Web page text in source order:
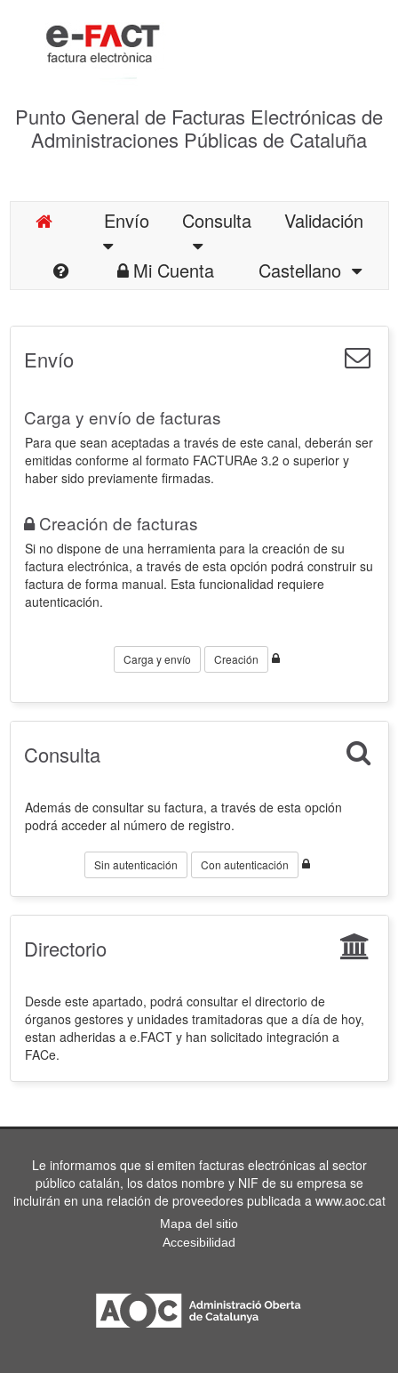
Punto General de Facturas Electrónicas de
Administraciones Públicas de Cataluña
Envío Consulta
Validación
Mi Cuenta
Castellano
Envío
Carga y envío de facturas
Para que sean aceptadas a través de este canal, deberán ser
emitidas conforme al formato FACTURAe 3.2 o superior y
haber sido previamente firmadas.
Creación de facturas
Si no dispone de una herramienta para la creación de su
factura electrónica, a través de esta opción podrá construir su
factura de forma manual. Esta funcionalidad requiere
autenticación.
Carga y envío Creación
Consulta
Además de consultar su factura, a través de esta opción
podrá acceder al número de registro.
Sin autenticación Con autenticación
Directorio
Desde este apartado, podrá consultar el directorio de
órganos gestores y unidades tramitadoras que a día de hoy,
estan adheridas a e.FACT y han solicitado integración a
FACe.
Le informamos que si emiten facturas electrónicas al sector
público catalán, los datos nombre y NIF de su empresa se
incluirán en una relación de proveedores publicada a www.aoc.cat
Mapa del sitio
Accesibilidad